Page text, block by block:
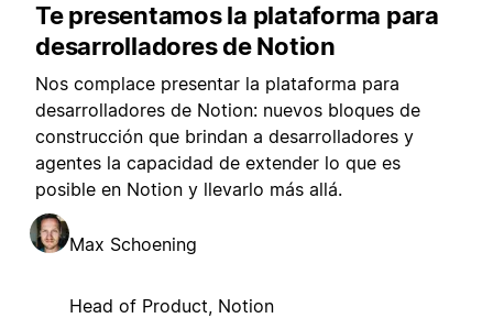
Te presentamos la plataforma para
desarrolladores de Notion
Nos complace presentar la plataforma para
desarrolladores de Notion: nuevos bloques de
construcción que brindan a desarrolladores y
agentes la capacidad de extender lo que es
posible en Notion y llevarlo más allá.
Max Schoening
Head of Product, Notion